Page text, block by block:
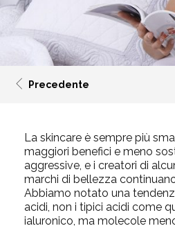
Precedente
La skincare è sempre più
maggiori benefici e meno
aggressive, e i creatori di
marchi di bellezza
Abbiamo notato una
acidi, non i tipici acidi come
ialuronico, ma molecole